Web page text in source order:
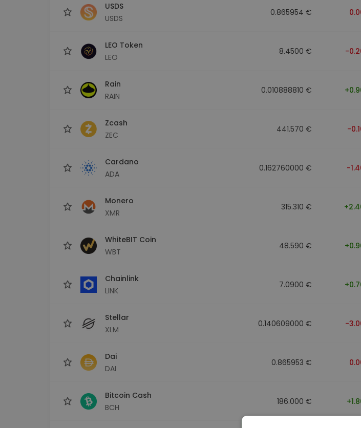
USDS
USDS
0.865954 €
LEO Token
LEO
8.4500 € -
Rain
RAIN
0.010888810 €
Zcash
ZEC
441.570 € -
Cardano
ADA
0.162760000 € -
Monero
XMR
315.310 €
WhiteBIT Coin
WBT
48.590 €
Chainlink
LINK
7.0900 €
Stellar
XLM
0.140609000 € -
Dai
DAI
0.865953 €
Bitcoin Cash
BCH
186.000 €